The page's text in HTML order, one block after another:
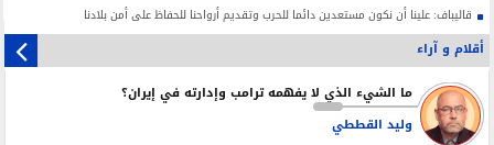
قاليباف: علينا أن نكون مستعدين دائما للحرب وتقديم أرواحنا للحفاظ على أمن بلادنا
أقلام و آراء
ما الشيء الذي لا يفهمه ترامب وإدارته في إيران؟
وليد القططي